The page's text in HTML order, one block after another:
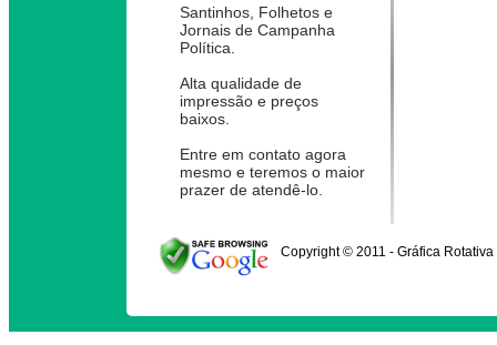
Santinhos, Folhetos e
Jornais de Campanha
Política.
Alta qualidade de
impressão e preços
baixos.
Entre em contato agora
mesmo e teremos o maior
prazer de atendê-lo.
Copyright © 2011 - Gráfica